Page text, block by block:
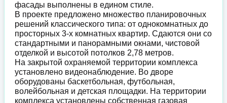
фасады выполнены в едином стиле.
В проекте предложено множество планировочных
решений классического типа: от однокомнатных до
просторных 3-х комнатных квартир. Сдаются они со
стандартными и панорамными окнами, чистовой
отделкой и высотой потолков 2,78 метров.
На закрытой охраняемой территории комплекса
установлено видеонаблюдение. Во дворе
оборудованы баскетбольная, футбольная,
волейбольная и детская площадки. На территории
комплекса установлены собственная газовая